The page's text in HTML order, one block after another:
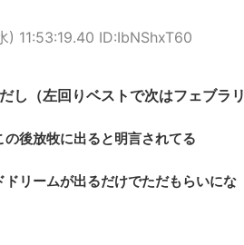
) 11:53:19.40 ID:IbNShxT60
し（左回りベストで次はフェブラリ
後放牧に出ると明言されてる
リームが出るだけでただもらいにな